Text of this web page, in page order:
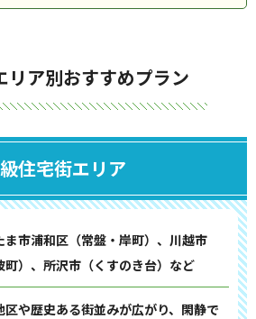
リア別おすすめプラン
住宅街エリア
ま市浦和区（常盤・岸町）、川越市
町）、所沢市（くすのき台）など
区や歴史ある街並みが広がり、閑静で